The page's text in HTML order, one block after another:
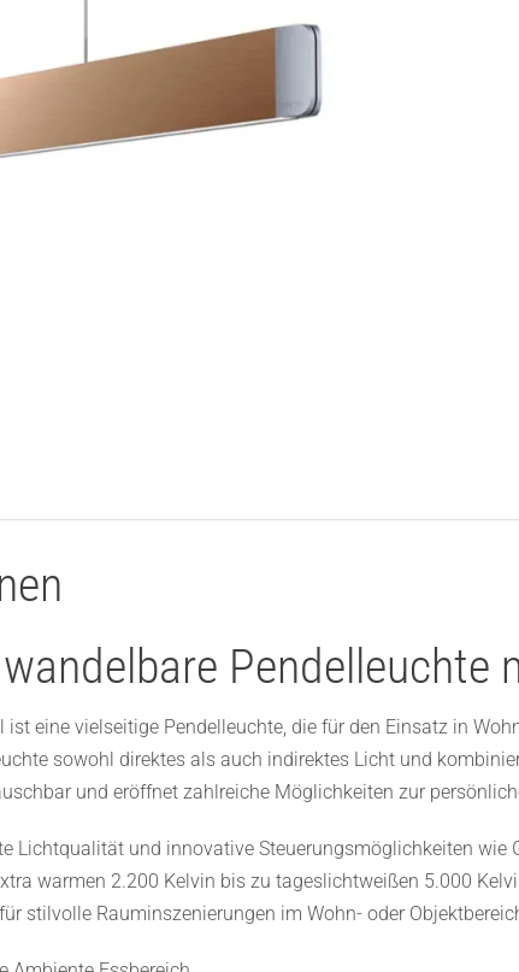
Pendelleuchte
ist eine vielseitige Pendelleuchte, die für den Einsatz in
sowohl direktes als auch indirektes Licht und
und eröffnet zahlreiche Möglichkeiten zur
Lichtqualität und innovative Steuerungsmöglichkeiten
warmen 2.200 Kelvin bis zu tageslichtweißen 5.000
stilvolle Rauminszenierungen im Wohn- oder